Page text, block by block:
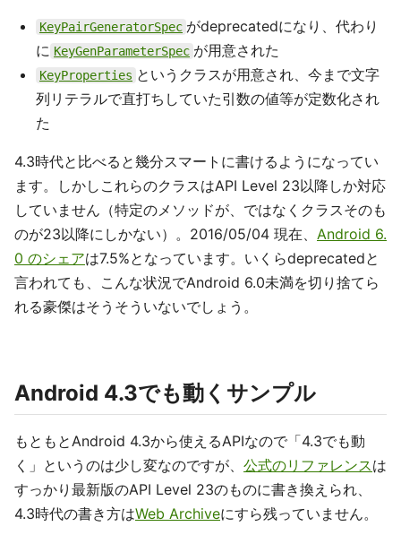
KeyPairGeneratorSpec がdeprecatedになり、代わり
に KeyGenParameterSpec が用意された
KeyProperties というクラスが用意され、今まで文字
列リテラルで直打ちしていた引数の値等が定数化され
た
4.3時代と比べると幾分スマートに書けるようになってい
ます。しかしこれらのクラスはAPI Level 23以降しか対応
していません（特定のメソッドが、ではなくクラスそのも
のが23以降にしかない）。2016/05/04 現在、 Android 6.
0 のシェアは7.5%となっています。いくらdeprecatedと
言われても、こんな状況でAndroid 6.0未満を切り捨てら
れる豪傑はそうそういないでしょう。
Android 4.3でも動くサンプル
もともとAndroid 4.3から使えるAPIなので「4.3でも動
く」というのは少し変なのですが、 公式のリファレンスは
すっかり最新版のAPI Level 23のものに書き換えられ、
4.3時代の書き方はWeb Archiveにすら残っていません。